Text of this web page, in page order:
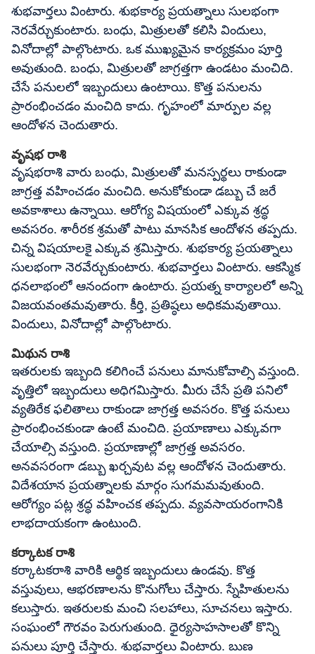
శుభవార్తలు వింటారు. శుభకార్య ప్రయత్నాలు సులభంగా
నెరవేర్చుకుంటారు. బంధు, మిత్రులతో కలిసి విందులు,
వినోదాల్లో పాల్గొంటారు. ఒక ముఖ్యమైన కార్యక్రమం పూర్తి
అవుతుంది. బంధు, మిత్రులతో జాగ్రత్తగా ఉండటం మంచిది.
చేసే పనులలో ఇబ్బందులు ఉంటాయి. కొత్త పనులను
ప్రారంభించడం మంచిది కాదు. గృహంలో మార్పుల వల్ల
ఆందోళన చెందుతారు.
వృషభ రాశి
వృషభరాశి వారు బంధు, మిత్రులతో మనస్పర్థలు రాకుండా
జాగ్రత్త వహించడం మంచిది. అనుకోకుండా డబ్బు చే జరే
అవకాశాలు ఉన్నాయి. ఆరోగ్య విషయంలో ఎక్కువ శ్రద్ధ
అవసరం. శారీరక శ్రమతో పాటు మానసిక ఆందోళన తప్పదు.
చిన్న విషయాలకై ఎక్కువ శ్రమిస్తారు. శుభకార్య ప్రయత్నాలు
సులభంగా నెరవేర్చుకుంటారు. శుభవార్తలు వింటారు. ఆకస్మిక
ధనలాభంలో ఆనందంగా ఉంటారు. ప్రయత్న కార్యాలలో అన్ని
విజయవంతమవుతారు. కీర్తి, ప్రతిష్ఠలు అధికమవుతాయి.
విందులు, వినోదాల్లో పాల్గొంటారు.
మిథున రాశి
ఇతరులకు ఇబ్బంది కలిగించే పనులు మానుకోవాల్సి వస్తుంది.
వృత్తిలో ఇబ్బందులు అధిగమిస్తారు. మీరు చేసే ప్రతి పనిలో
వ్యతిరేక ఫలితాలు రాకుండా జాగ్రత్త అవసరం. కొత్త పనులు
ప్రారంభించకుండా ఉంటే మంచిది. ప్రయాణాలు ఎక్కువగా
చేయాల్సి వస్తుంది. ప్రయాణాల్లో జాగ్రత్త అవసరం.
అనవసరంగా డబ్బు ఖర్చవుట వల్ల ఆందోళన చెందుతారు.
విదేశయాన ప్రయత్నాలకు మార్గం సుగమమవుతుంది.
ఆరోగ్యం పట్ల శ్రద్ధ వహించక తప్పదు. వ్యవసాయరంగానికి
లాభదాయకంగా ఉంటుంది.
కర్కాటక రాశి
కర్కాటకరాశి వారికి ఆర్థిక ఇబ్బందులు ఉండవు. కొత్త
వస్తువులు, ఆభరణాలను కొనుగోలు చేస్తారు. స్నేహితులను
కలుస్తారు. ఇతరులకు మంచి సలహాలు, సూచనలు ఇస్తారు.
సంఘంలో గౌరవం పెరుగుతుంది. ధైర్యసాహసాలతో కొన్ని
పనులు పూర్తి చేస్తారు. శుభవార్తలు వింటారు. బుణ